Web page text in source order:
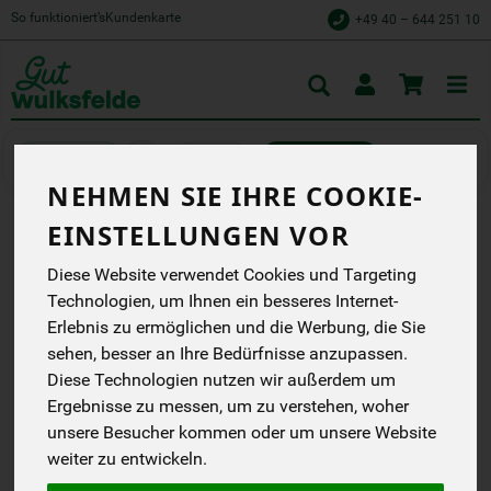
NEHMEN SIE IHRE COOKIE-
EINSTELLUNGEN VOR
Diese Website verwendet Cookies und Targeting
Technologien, um Ihnen ein besseres Internet-
Erlebnis zu ermöglichen und die Werbung, die Sie
sehen, besser an Ihre Bedürfnisse anzupassen.
Diese Technologien nutzen wir außerdem um
Ergebnisse zu messen, um zu verstehen, woher
unsere Besucher kommen oder um unsere Website
weiter zu entwickeln.
So funktioniert’s Kundenkarte +49 40 – 644 251 10
KIDNEYBOHNEN IM GLAS
schonend verarbeitet,
einfach genießen
NurPuur
EG
NL-BIO-01
2,29 € * / 350 g
Toggle
cart